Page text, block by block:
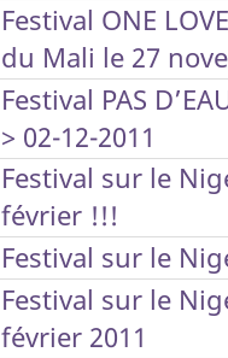
Festival ONE
du Mali le 27
Festival PAS
> 02-12-2011
Festival sur le
février !!!
Festival sur le
Festival sur le
février 2011